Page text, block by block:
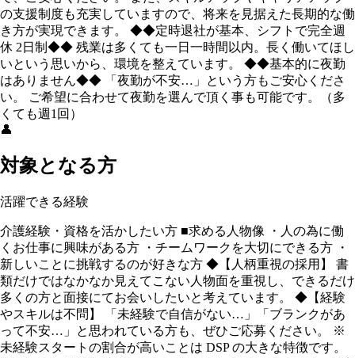
の⽀援制度も充実していますので、将来を⾒据えた長期的な働
き方が実現できます。 ◆◆定時退社が基本、シフトで完全週
休 2日制◆◆ 残業は多くても一日一時間以内。長く働いてほし
いという思いから、環境を整えています。 ◆◆基本的に夜勤
はありません◆◆ 「夜勤が不安…」という方もご安心くださ
い。 ご希望に合わせて夜勤を選んで頂く事も可能です。（多
くても週1回）
👤
対象となる方
活躍できる経験
介護経験・資格を活かしたい方 ■求める人物像 ・人の為に働
くお仕事に興味がある方 ・チームワークを大切にできる方 ・
新しいことに挑戦するのが好きな方 ◆【人柄重視の採用】 書
類だけではなかなか⾒えてこない人物⾯を重視し、できるだけ
多くの方と⾯接にてお会いしたいと考えています。 ◆【経験
やスキルは不問】 「未経験で自信がない…」「ブランクがあ
って不安…」と思われている方も、ぜひご応募ください。 ※
未経験スタートの割合が⾼いことは DSP の⼤きな特徴です。